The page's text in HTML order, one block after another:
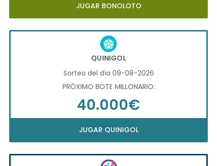
JUGAR BONOLOTO
QUINIGOL
Sorteo del día 09-08-2026
PRÓXIMO BOTE MILLONARIO:
40.000€
JUGAR QUINIGOL